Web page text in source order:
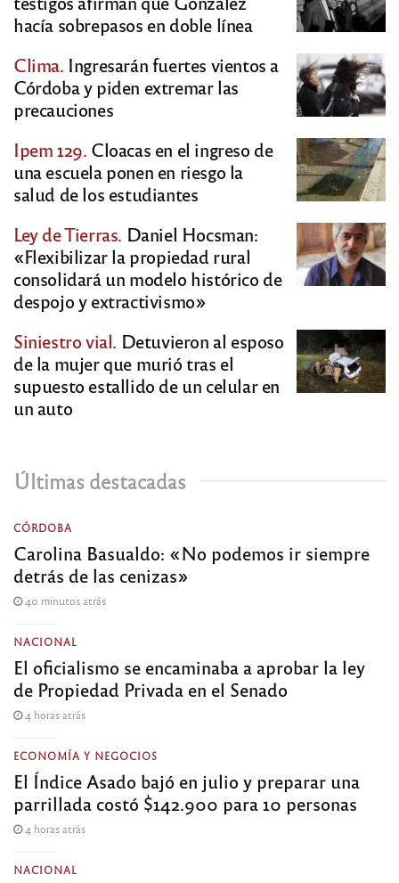
hacía sobrepasos en doble línea
Clima. Ingresarán fuertes vientos a
Córdoba y piden extremar las
precauciones
Ipem 129. Cloacas en el ingreso de
una escuela ponen en riesgo la
salud de los estudiantes
Ley de Tierras. Daniel Hocsman:
«Flexibilizar la propiedad rural
consolidará un modelo histórico de
despojo y extractivismo»
Siniestro vial. Detuvieron al esposo
de la mujer que murió tras el
supuesto estallido de un celular en
un auto
Últimas destacadas
CÓRDOBA
Carolina Basualdo: «No podemos ir siempre
detrás de las cenizas»
40 minutos atrás
NACIONAL
El oficialismo se encaminaba a aprobar la ley
de Propiedad Privada en el Senado
4 horas atrás
ECONOMÍA Y NEGOCIOS
El Índice Asado bajó en julio y preparar una
parrillada costó $142.900 para 10 personas
4 horas atrás
NACIONAL